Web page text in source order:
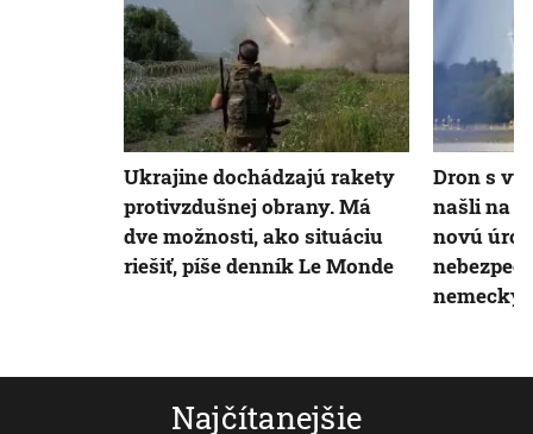
Najčítanejšie
Ukrajine dochádzajú rakety
protivzdušnej obrany. Má
dve možnosti, ako situáciu
riešiť, píše denník Le Monde
Dron s
našli na
novú
nemecký